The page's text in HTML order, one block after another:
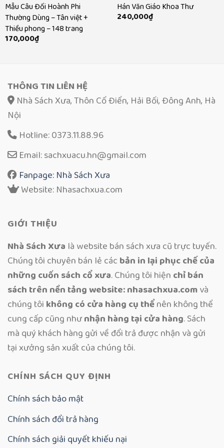
Mẫu Câu Đối Hoành Phi
Thường Dùng – Tân việt +
Thiều phong – 148 trang
170,000₫
Hán Văn Giáo Khoa Thư
240,000₫
THÔNG TIN LIÊN HỆ
Nhà Sách Xưa, Thôn Cổ Điển, Hải Bối, Đông Anh, Hà
Nội
Hotline: 0373.11.88.96
Email: sachxuacu.hn@gmail.com
Fanpage: Nhà Sách Xưa
Website: Nhasachxua.com
GIỚI THIỆU
Nhà Sách Xưa là website bán sách xưa cũ trực tuyến.
Chúng tôi chuyên bán lẻ các bản in lại phục chế của
những cuốn sách cổ xưa. Chúng tôi hiện chỉ bán
sách trên nền tảng website: nhasachxua.comvà
chúng tôi không có cửa hàng cụ thểnên không thể
cung cấp cũng nhưnhận hàng tại cửa hàng. Sách
mà quý khách hàng gửi về đổi trả được nhận và gửi
tại xưởng sản xuất của chúng tôi.
CHÍNH SÁCH QUY ĐỊNH
Chính sách bảo mật
Chính sách đổi trả hàng
Chính sách giải quyết khiếu nại